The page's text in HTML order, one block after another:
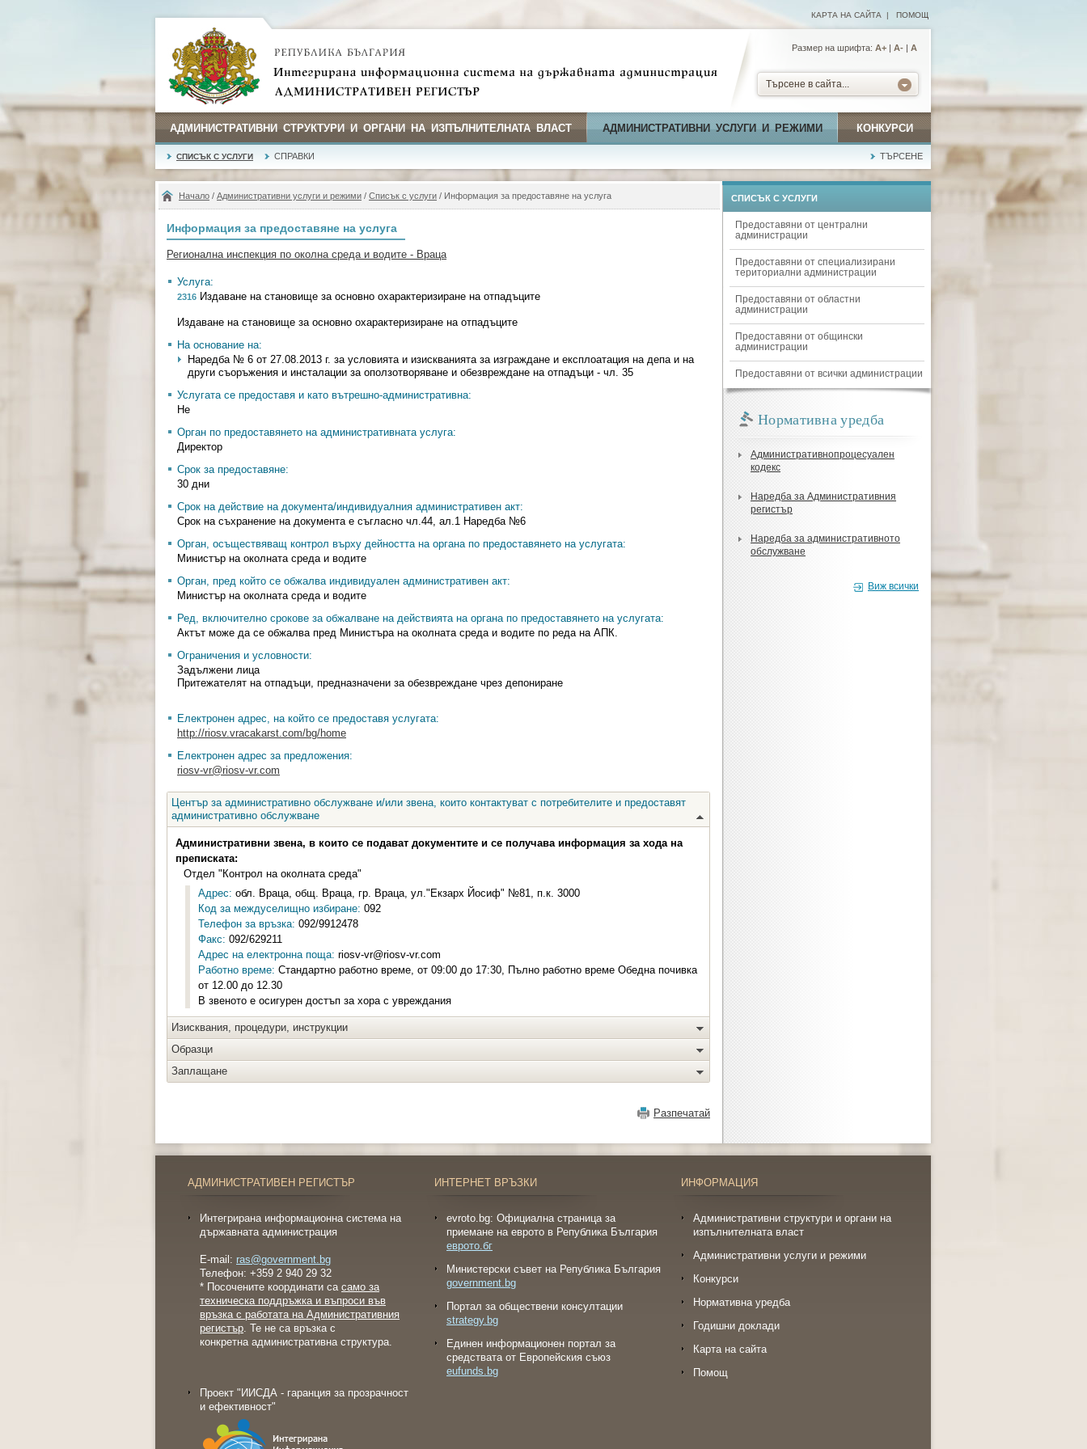
КАРТА НА САЙТА | ПОМОЩ
Размер на шрифта: А+ | A- | A
Търсене в сайта...
АДМИНИСТРАТИВНИ СТРУКТУРИ И ОРГАНИ НА ИЗПЪЛНИТЕЛНАТА ВЛАСТ АДМИНИСТРАТИВНИ УСЛУГИ И РЕЖИМИ КОНКУРСИ
СПИСЪК С УСЛУГИ СПРАВКИ ТЪРСЕНЕ
Начало / Административни услуги и режими / Списък с услуги / Информация за предоставяне на услуга
Информация за предоставяне на услуга
Регионална инспекция по околна среда и водите - Враца
Услуга:
2316 Издаване на становище за основно охарактеризиране на отпадъците
Издаване на становище за основно охарактеризиране на отпадъците
На основание на:
Наредба № 6 от 27.08.2013 г. за условията и изискванията за изграждане и експлоатация на депа и на
други съоръжения и инсталации за оползотворяване и обезвреждане на отпадъци - чл. 35
Услугата се предоставя и като вътрешно-административна:
Не
Орган по предоставянето на административната услуга:
Директор
Срок за предоставяне:
30 дни
Срок на действие на документа/индивидуалния административен акт:
Срок на съхранение на документа е съгласно чл.44, ал.1 Наредба №6
Орган, осъществяващ контрол върху дейността на органа по предоставянето на услугата:
Министър на околната среда и водите
Орган, пред който се обжалва индивидуален административен акт:
Министър на околната среда и водите
Ред, включително срокове за обжалване на действията на органа по предоставянето на услугата:
Актът може да се обжалва пред Министъра на околната среда и водите по реда на АПК.
Ограничения и условности:
Задължени лица
Притежателят на отпадъци, предназначени за обезвреждане чрез депониране
Електронен адрес, на който се предоставя услугата:
http://riosv.vracakarst.com/bg/home
Електронен адрес за предложения:
riosv-vr@riosv-vr.com
Център за административно обслужване и/или звена, които контактуват с потребителите и предоставят
административно обслужване
Административни звена, в които се подават документите и се получава информация за хода на
преписката:
Отдел "Контрол на околната среда"
Адрес: обл. Враца, общ. Враца, гр. Враца, ул."Екзарх Йосиф" №81, п.к. 3000
Код за междуселищно избиране: 092
Телефон за връзка: 092/9912478
Факс: 092/629211
Адрес на електронна поща: riosv-vr@riosv-vr.com
Работно време: Стандартно работно време, от 09:00 до 17:30, Пълно работно време Обедна почивка
от 12.00 до 12.30
В звеното е осигурен достъп за хора с увреждания
Изисквания, процедури, инструкции
Образци
Заплащане
Разпечатай
СПИСЪК С УСЛУГИ
Предоставяни от централни
администрации
Предоставяни от специализирани
териториални администрации
Предоставяни от областни
администрации
Предоставяни от общински
администрации
Предоставяни от всички администрации
Нормативна уредба
Административнопроцесуален
кодекс
Наредба за Административния
регистър
Наредба за административното
обслужване
Виж всички
АДМИНИСТРАТИВЕН РЕГИСТЪР
Интегрирана информационна система на
държавната администрация
E-mail: ras@government.bg
Телефон: +359 2 940 29 32
* Посочените координати са само за
техническа поддръжка и въпроси във
връзка с работата на Административния
регистър. Те не са връзка с
конкретна административна структура.
Проект "ИИСДА - гаранция за прозрачност
и ефективност"
ИНТЕРНЕТ ВРЪЗКИ
evroto.bg: Официална страница за
приемане на еврото в Република България
еврото.бг
Министерски съвет на Република България
government.bg
Портал за обществени консултации
strategy.bg
Eдинен информационен портал за
средствата от Европейския съюз
eufunds.bg
ИНФОРМАЦИЯ
Административни структури и органи на
изпълнителната власт
Административни услуги и режими
Конкурси
Нормативна уредба
Годишни доклади
Карта на сайта
Помощ